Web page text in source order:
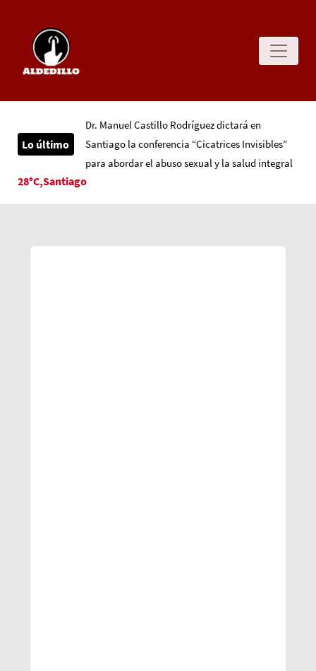
Lo último
Dr. Manuel Castillo Rodríguez dictará en
Santiago la conferencia “Cicatrices Invisibles”
para abordar el abuso sexual y la salud integral
28°C,Santiago